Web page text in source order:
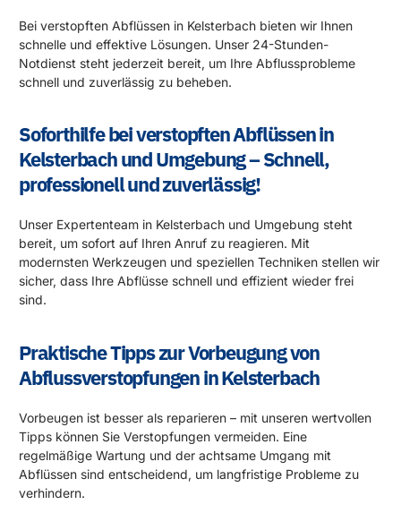
Bei verstopften Abflüssen in Kelsterbach bieten wir Ihnen
schnelle und effektive Lösungen. Unser 24-Stunden-
Notdienst steht jederzeit bereit, um Ihre Abflussprobleme
schnell und zuverlässig zu beheben.
Soforthilfe bei verstopften Abflüssen in
Kelsterbach und Umgebung – Schnell,
professionell und zuverlässig!
Unser Expertenteam in Kelsterbach und Umgebung steht
bereit, um sofort auf Ihren Anruf zu reagieren. Mit
modernsten Werkzeugen und speziellen Techniken stellen wir
sicher, dass Ihre Abflüsse schnell und effizient wieder frei
sind.
Praktische Tipps zur Vorbeugung von
Abflussverstopfungen in Kelsterbach
Vorbeugen ist besser als reparieren – mit unseren wertvollen
Tipps können Sie Verstopfungen vermeiden. Eine
regelmäßige Wartung und der achtsame Umgang mit
Abflüssen sind entscheidend, um langfristige Probleme zu
verhindern.